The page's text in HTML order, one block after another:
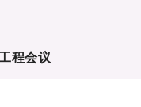
程会议